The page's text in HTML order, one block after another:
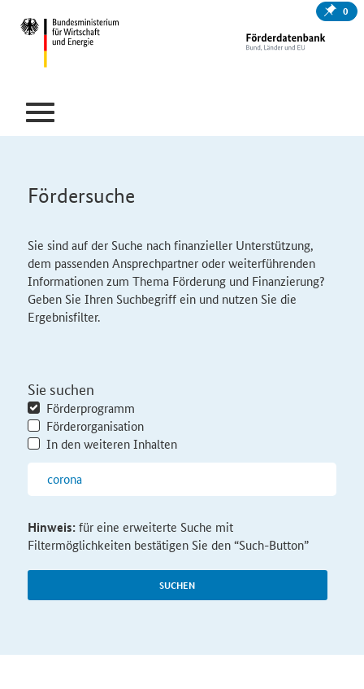
0
Fördersuche
Sie sind auf der Suche nach finanzieller Unterstützung,
dem passenden Ansprechpartner oder weiterführenden
Informationen zum Thema Förderung und Finanzierung?
Geben Sie Ihren Suchbegriff ein und nutzen Sie die
Ergebnisfilter.
Sie suchen
Förderprogramm
Förderorganisation
In den weiteren Inhalten
SUCHEN
Hinweis:für eine erweiterte Suche mit
Filtermöglichkeiten bestätigen Sie den “Such-Button”